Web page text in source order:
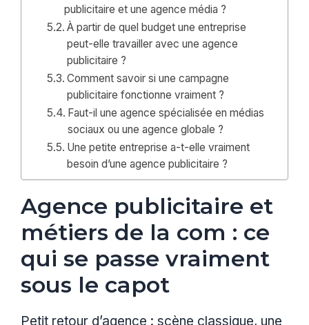
publicitaire et une agence média ?
À partir de quel budget une entreprise
peut-elle travailler avec une agence
publicitaire ?
Comment savoir si une campagne
publicitaire fonctionne vraiment ?
Faut-il une agence spécialisée en médias
sociaux ou une agence globale ?
Une petite entreprise a-t-elle vraiment
besoin d’une agence publicitaire ?
Agence publicitaire et
métiers de la com : ce
qui se passe vraiment
sous le capot
Petit retour d’agence : scène classique, une